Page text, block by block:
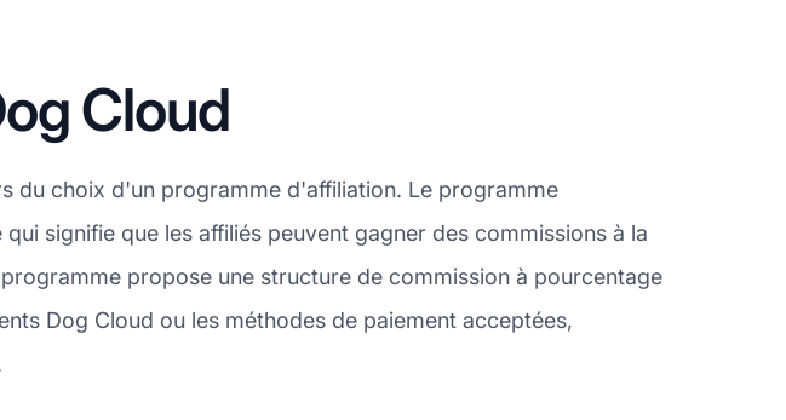
Cloud
du choix d'un programme d'affiliation. Le programme
signifie que les affiliés peuvent gagner des commissions à la
propose une structure de commission à pourcentage
Dog Cloud ou les méthodes de paiement acceptées,